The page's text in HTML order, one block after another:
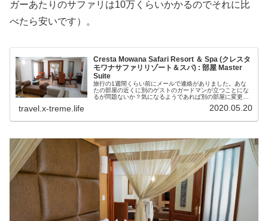
ガーあたりのサファリは10万くらいかかるのでそれに比
べたら安いです）。
Cresta Mowana Safari Resort ＆ Spa (クレスタ
モワナサファリリゾート＆スパ) : 部屋 Master
Suite
旅行の1週間くらい前にメールで連絡がありました。あな
たの部屋の近くに別のゲストのガードマンが立つことにな
るが問題ないか？気になるようであれば別の部屋に変更す
travel.x-treme.life 2020.05.20